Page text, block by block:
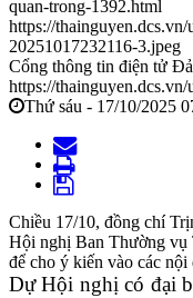
quan-trong-1392.html
https://
20251017232116-3.jpeg
Cổng thông tin điện tử
https://
Thứ sáu - 17/10/2025
Chiều 17/10, đồng chí
Hội nghị Ban Thường vụ
để cho ý kiến vào các nội
Dự Hội nghị có đại